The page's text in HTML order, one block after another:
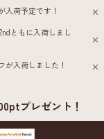
入荷予定です！
ともに入荷しまし
が入荷しました！
プレゼント！